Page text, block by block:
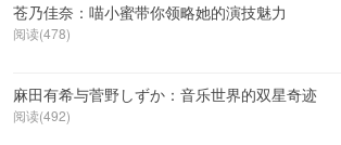
苍乃佳奈：喵小蜜带你领略她的演技魅力
阅读(478)
麻田有希与菅野しずか：音乐世界的双星奇迹
阅读(492)